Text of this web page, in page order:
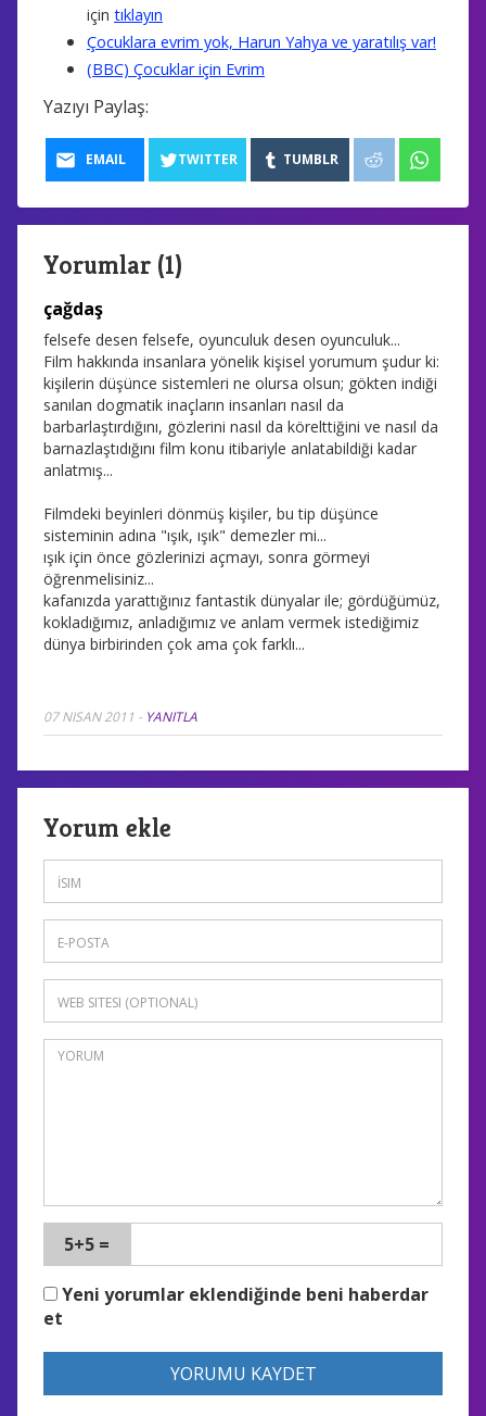
için tıklayın
Çocuklara evrim yok, Harun Yahya ve yaratılış var!
(BBC) Çocuklar için Evrim
Yazıyı Paylaş:
EMAIL TWITTER TUMBLR
Yorumlar (1)
çağdaş
felsefe desen felsefe, oyunculuk desen oyunculuk...
Film hakkında insanlara yönelik kişisel yorumum şudur ki:
kişilerin düşünce sistemleri ne olursa olsun; gökten indiği
sanılan dogmatik inaçların insanları nasıl da
barbarlaştırdığını, gözlerini nasıl da körelttiğini ve nasıl da
barnazlaştıdığını film konu itibariyle anlatabildiği kadar
anlatmış...
Filmdeki beyinleri dönmüş kişiler, bu tip düşünce
sisteminin adına "ışık, ışık" demezler mi...
ışık için önce gözlerinizi açmayı, sonra görmeyi
öğrenmelisiniz...
kafanızda yarattığınız fantastik dünyalar ile; gördüğümüz,
kokladığımız, anladığımız ve anlam vermek istediğimiz
dünya birbirinden çok ama çok farklı...
07 NISAN 2011 - YANITLA
Yorum ekle
5+5 =
Yeni yorumlar eklendiğinde beni haberdar
et